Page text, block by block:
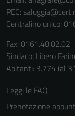
PEC:
Centralino unico:
Fax: 0161.48.02.02
Sindaco: Libero
Abitanti: 3.774 (al
Leggi le FAQ
Prenotazione